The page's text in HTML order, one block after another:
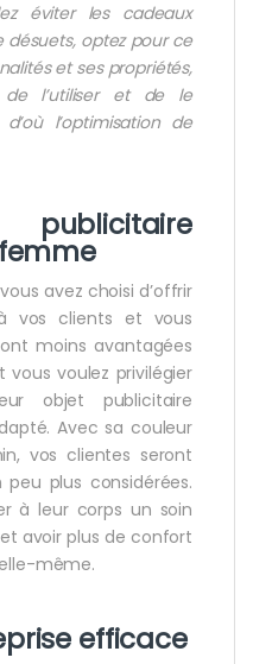
éviter les cadeaux
désuets, optez pour ce
et ses propriétés,
l’utiliser et de le
l’optimisation de
avez choisi d’offrir
clients et vous
moins avantagées
voulez privilégier
objet publicitaire
Avec sa couleur
vos clientes seront
plus considérées.
à leur corps un soin
avoir plus de confort
même.
efficace